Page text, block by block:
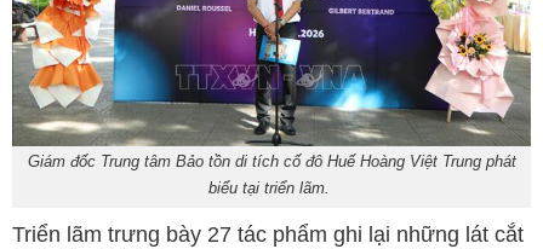
Giám đốc Trung tâm Bảo tồn di tích cố đô Huế Hoàng Việt Trung phát
biểu tại triển lãm.
Triển lãm trưng bày 27 tác phẩm ghi lại những lát cắt